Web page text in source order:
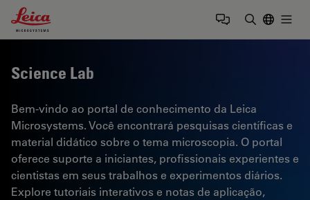
Leica Microsystems Logo
Science Lab
Bem-vindo ao portal de conhecimento da Leica
Microsystems. Você encontrará pesquisas científicas e
material didático sobre o tema microscopia. O portal
oferece suporte a iniciantes, profissionais experientes e
cientistas em seus trabalhos e experimentos diários.
Explore tutoriais interativos e notas de aplicação,